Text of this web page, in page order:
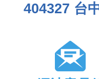
404327 台